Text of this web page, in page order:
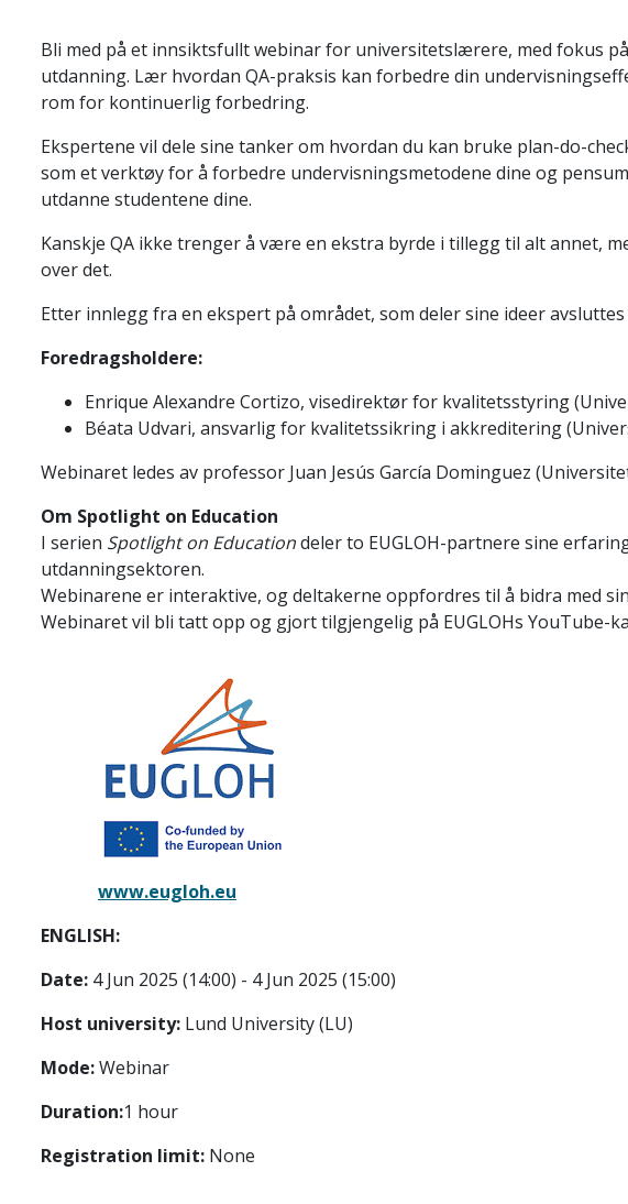
Bli med på et innsiktsfullt webinar for universitetslærere, med fokus
utdanning. Lær hvordan QA-praksis kan forbedre din
rom for kontinuerlig forbedring.
Ekspertene vil dele sine tanker om hvordan du kan bruke plan-do-
som et verktøy for å forbedre undervisningsmetodene dine og
utdanne studentene dine.
Kanskje QA ikke trenger å være en ekstra byrde i tillegg til alt annet,
over det.
Etter innlegg fra en ekspert på området, som deler sine ideer
Foredragsholdere:
Enrique Alexandre Cortizo, visedirektør for kvalitetsstyring
Béata Udvari, ansvarlig for kvalitetssikring i akkreditering
Webinaret ledes av professor Juan Jesús García Dominguez
Om Spotlight on Education
I serien Spotlight on Educationdeler to EUGLOH-partnere sine
utdanningsektoren.
Webinarene er interaktive, og deltakerne oppfordres til å bidra med
Webinaret vil bli tatt opp og gjort tilgjengelig på EUGLOHs YouTube-
www.eugloh.eu
ENGLISH:
Date: 4 Jun 2025 (14:00) - 4 Jun 2025 (15:00)
Host university: Lund University (LU)
Mode:Webinar
Duration:1 hour
Registration limit: None